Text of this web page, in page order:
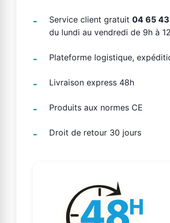
Service client gratuit 04 65
du lundi au vendredi de 9h à
Plateforme logistique,
Livraison express 48h
Produits aux normes CE
Droit de retour 30 jours